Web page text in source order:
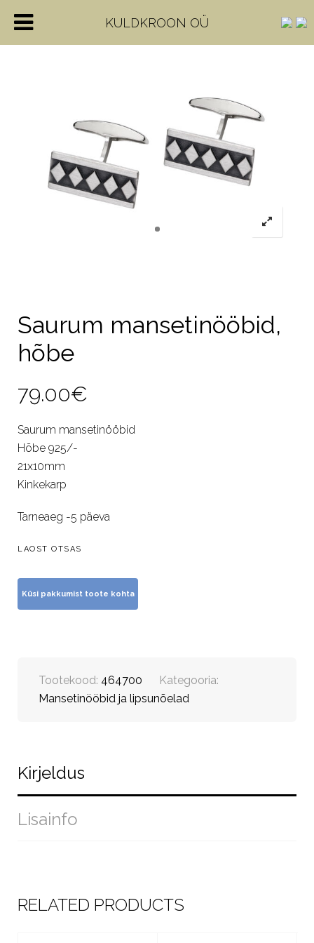
Saurum mansetinööbid,
hõbe
79.00€
Saurum mansetinööbid
Hõbe 925/-
21x10mm
Kinkekarp
Tarneaeg -5 päeva
LAOST OTSAS
Tootekood: 464700
Kategooria:
Mansetinööbid ja lipsunõelad
Kirjeldus
Lisainfo
RELATED PRODUCTS
KULDKROON OÜ